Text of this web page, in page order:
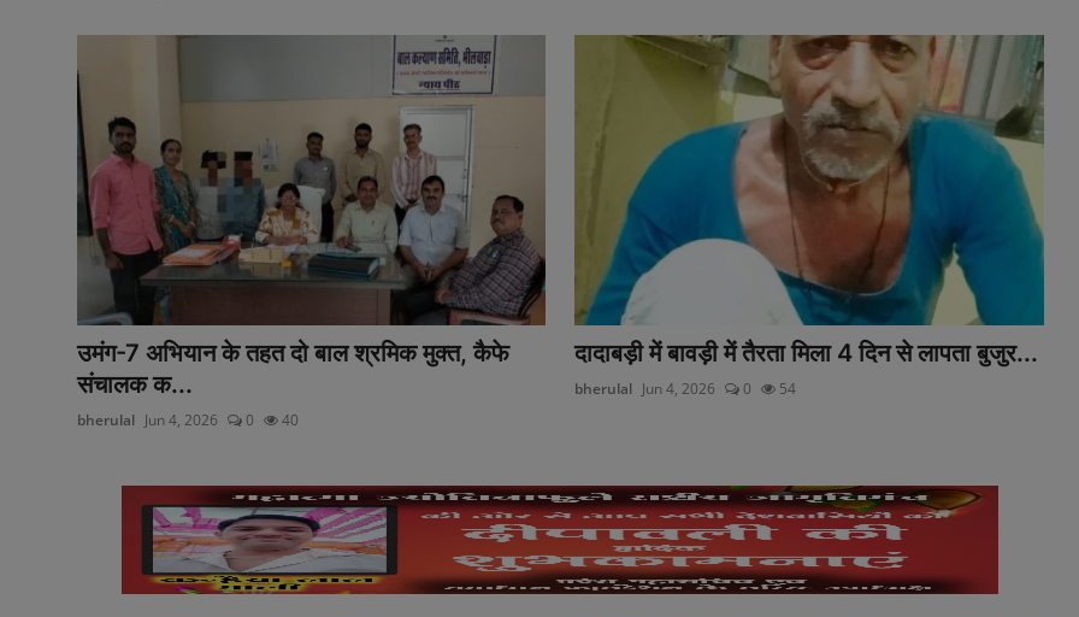
राजस्थान
भीलवाड़ा
उमंग-7 अभियान के तहत दो बाल श्रमिक मुक्त, कैफे
संचालक क...
bherulal Jun 4, 2026 0 40
दादाबड़ी में बावड़ी में तैरता मिला 4 दिन से लापता बुजुर...
bherulal Jun 4, 2026 0 54